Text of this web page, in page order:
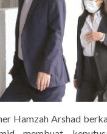
Hamzah Arshad